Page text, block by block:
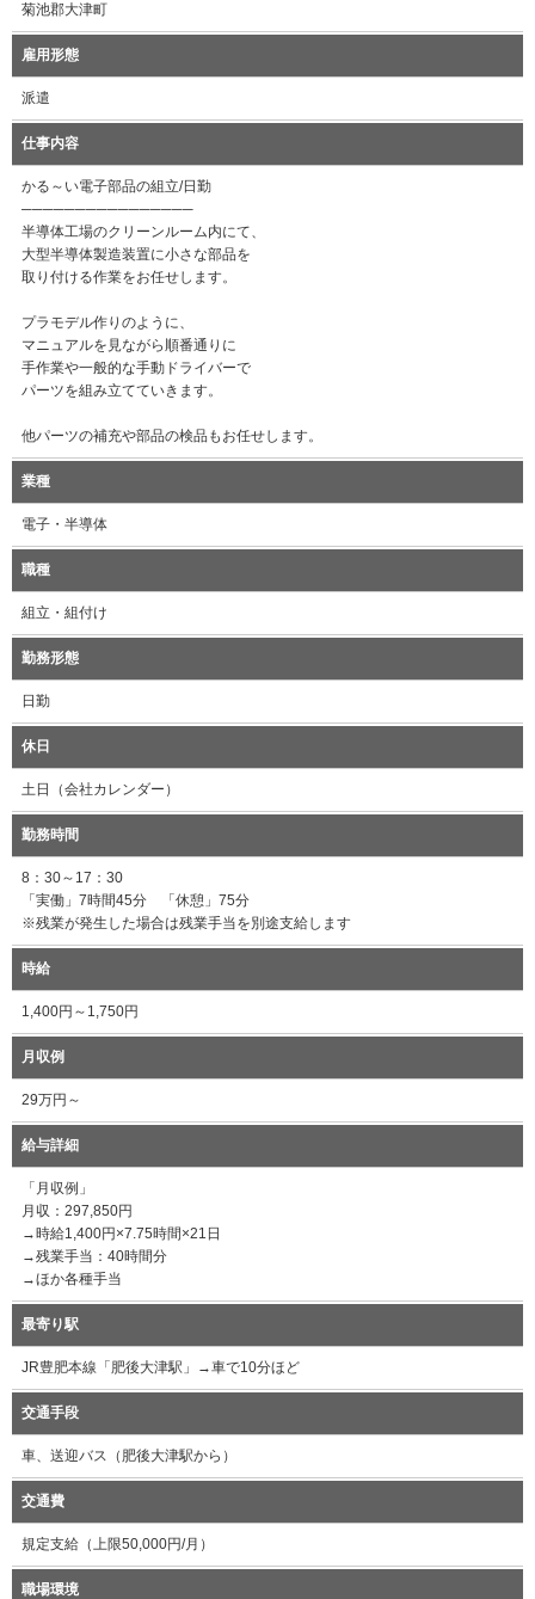
菊池郡大津町
雇用形態
派遣
仕事内容
かる～い電子部品の組立/日勤
────────────────
半導体工場のクリーンルーム内にて、
大型半導体製造装置に小さな部品を
取り付ける作業をお任せします。
プラモデル作りのように、
マニュアルを見ながら順番通りに
手作業や一般的な手動ドライバーで
パーツを組み立てていきます。
他パーツの補充や部品の検品もお任せします。
業種
電子・半導体
職種
組立・組付け
勤務形態
日勤
休日
土日（会社カレンダー）
勤務時間
8：30～17：30
「実働」7時間45分 「休憩」75分
※残業が発生した場合は残業手当を別途支給します
時給
1,400円～1,750円
月収例
29万円～
給与詳細
「月収例」
月収：297,850円
→時給1,400円×7.75時間×21日
→残業手当：40時間分
→ほか各種手当
最寄り駅
JR豊肥本線「肥後大津駅」→車で10分ほど
交通手段
車、送迎バス（肥後大津駅から）
交通費
規定支給（上限50,000円/月）
職場環境